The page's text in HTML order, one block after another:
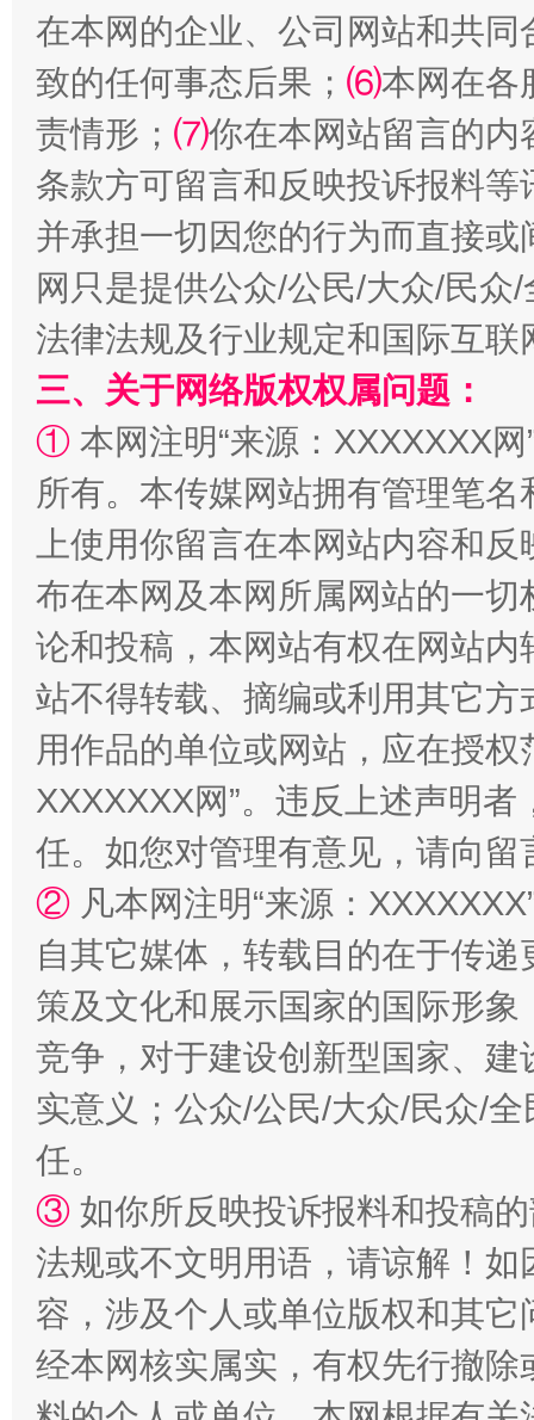
阿坝州三大球赛在茂县开幕 规模
国家大学科技园优化重塑工作
扯下公款旅游的“隐身衣” 如何以
“蜀中异人”王建安的艺术幻境
在本网的企业、公司网站和共
致的任何事态后果； ⑹本网在各
责情形； ⑺你在本网站留言的内
条款方可留言和反映投诉报料
并承担一切因您的行为而直接
网只是提供公众/公民/大众/民
法律法规及行业规定和国际互
三、关于网络版权权属问题：
① 本网注明“来源：XXXXXXX
所有。本传媒网站拥有管理笔
上使用你留言在本网站内容和
布在本网及本网所属网站的一
论和投稿，本网站有权在网站
站不得转载、摘编或利用其它
用作品的单位或网站，应在授
XXXXXXX网”。违反上述声明
任。如您对管理有意见，请向
② 凡本网注明“来源：
自其它媒体，转载目的在于传
策及文化和展示国家的国际形
竞争，对于建设创新型国家、
实意义；公众/公民/大众/民众/
任。
③ 如你所反映投诉报料和投稿
法规或不文明用语，请谅解！
容，涉及个人或单位版权和其它
经本网核实属实，有权先行撤